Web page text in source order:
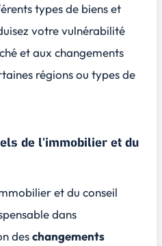
types de biens et
votre vulnérabilité
et aux changements
régions ou types de
de l'immobilier et du
et du conseil
dans
deschangements